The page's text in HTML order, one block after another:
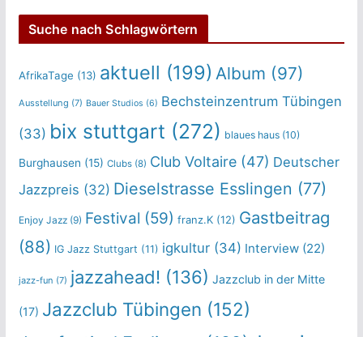
Suche nach Schlagwörtern
AfrikaTage (13) aktuell (199) Album (97)
Ausstellung (7) Bauer Studios (6) Bechsteinzentrum Tübingen
(33) bix stuttgart (272) blaues haus(10)
Burghausen (15) Clubs(8) Club Voltaire(47) Deutscher
Jazzpreis (32) Dieselstrasse Esslingen (77)
Enjoy Jazz(9) Festival (59) franz.K(12) Gastbeitrag
(88) IG Jazz Stuttgart (11) igkultur(34) Interview(22)
jazz-fun (7) jazzahead! (136) Jazzclub in der Mitte
(17) Jazzclub Tübingen (152)